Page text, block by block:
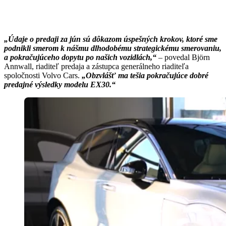
„Údaje o predaji za jún sú dôkazom úspešných krokov, ktoré sme
podnikli smerom k nášmu dlhodobému strategickému smerovaniu,
a pokračujúceho dopytu po našich vozidlách,“ – povedal Björn
Annwall, riaditeľ predaja a zástupca generálneho riaditeľa
spoločnosti Volvo Cars. „Obzvlášť ma tešia pokračujúce dobré
predajné výsledky modelu EX30.“